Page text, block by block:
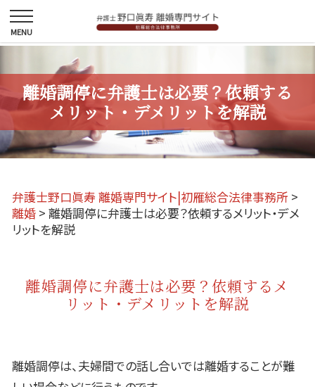
離婚調停に弁護士は必要？依頼する
メリット・デメリットを解説
弁護士野口眞寿 離婚専門サイト|初雁総合法律事務所 >
離婚 > 離婚調停に弁護士は必要？依頼するメリット・デメ
リットを解説
離婚調停に弁護士は必要？依頼するメ
リット・デメリットを解説
離婚調停は、夫婦間での話し合いでは離婚することが難